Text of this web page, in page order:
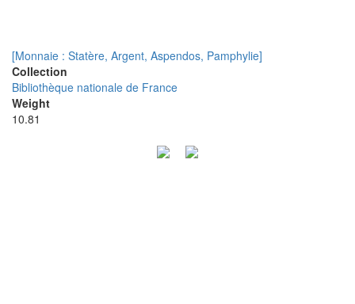
[Monnaie : Statère, Argent, Aspendos, Pamphylie]
Collection
Bibliothèque nationale de France
Weight
10.81